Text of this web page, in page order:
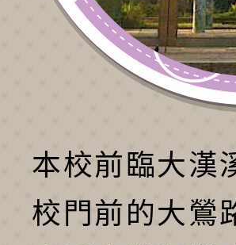
本校前臨大漢
校門前的大鶯